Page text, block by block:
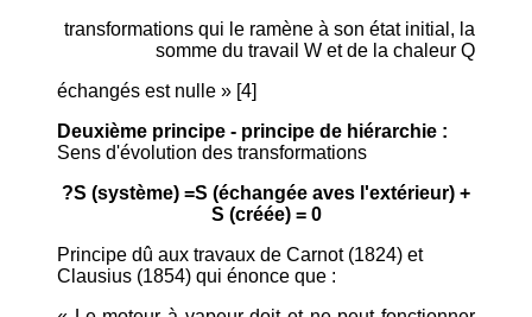
transformations qui le ramène à son état initial, la
somme du travail W et de la chaleur Q
échangés est nulle » [4]
Deuxième principe - principe de hiérarchie :
Sens d'évolution des transformations
?S (système) =S (échangée aves l'extérieur) +
S (créée) = 0
Principe dû aux travaux de Carnot (1824) et
Clausius (1854) qui énonce que :